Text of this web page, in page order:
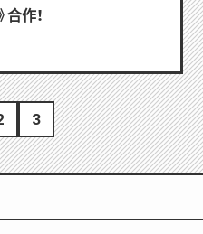
合作！
3